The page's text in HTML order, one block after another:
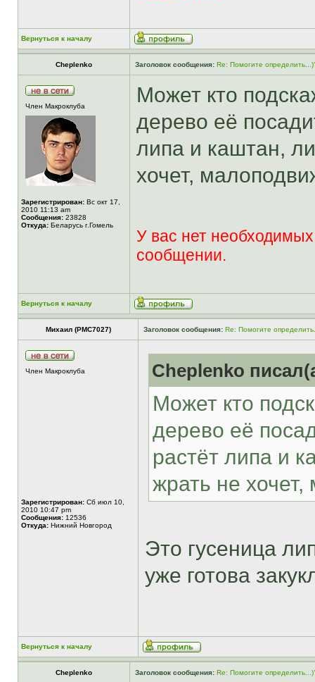
Вернуться к началу
Cheplenko Заголовок сообщения: Re: Помогите
Член Макроклуба
Зарегистрирован: Вс окт 17,
2010 11:13 am
Сообщения: 23828
Откуда: Беларусь г.Гомель
Может кто
дерево её
липа и каштан,
хочет,
У вас нет
сообщении.
Вернуться к началу
Михаил (РМС7027) Заголовок сообщения: Re: Помогите
Член Макроклуба
Зарегистрирован: Сб июл 10,
2010 10:47 pm
Сообщения: 12536
Откуда: Нижний Новгород
Cheplenko
Может кто
дерево её
растёт липа и
жрать не
Это гусеница
уже готова
Вернуться к началу
Cheplenko Заголовок сообщения: Re: Помогите